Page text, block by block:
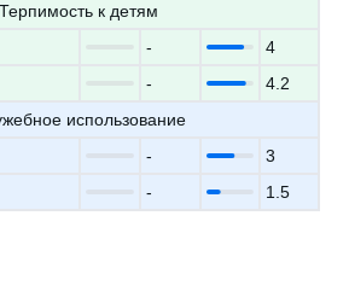
Терпимость к детям
-
4
-
4.2
использование
-
3
- 1.5